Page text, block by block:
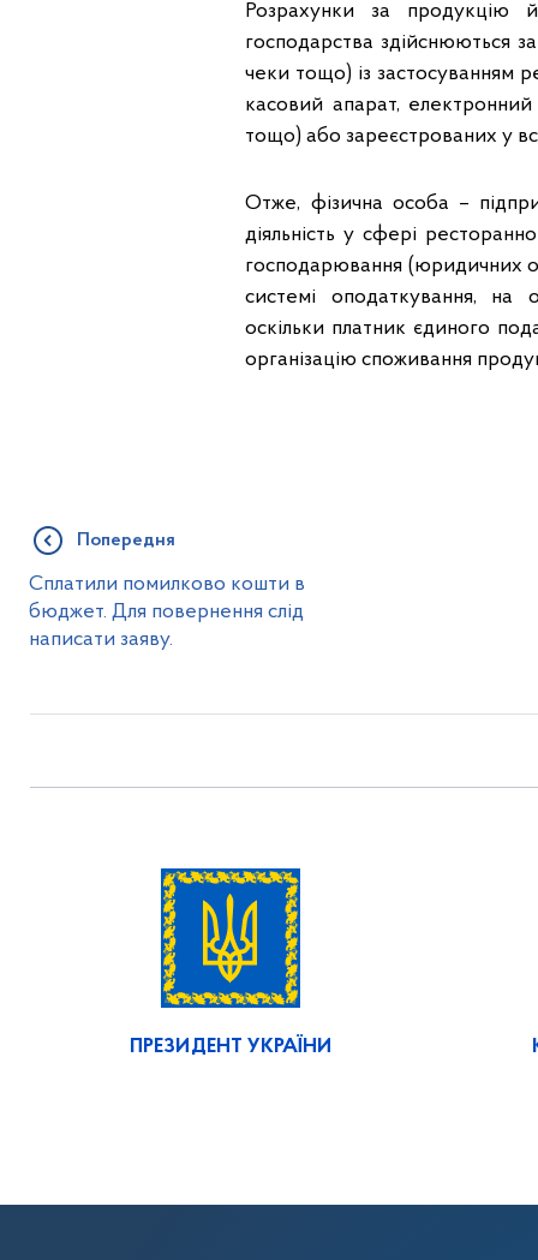
Розрахунки за продукцію
господарства здійснюються
чеки тощо) із застосуванням
касовий апарат,
тощо) або зареєстрованих у
Отже, фізична особа –
діяльність у сфері
господарювання (юридичних
системі оподаткування, на
оскільки платник єдиного
організацію споживання
Попередня
Сплатили помилково кошти в
бюджет. Для повернення слід
написати заяву.
ПРЕЗИДЕНТ УКРАЇНИ